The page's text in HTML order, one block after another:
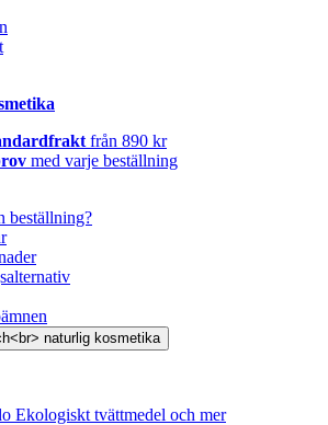
från 890 kr
med varje beställning
beställning?
Ekologiskt tvättmedel och mer